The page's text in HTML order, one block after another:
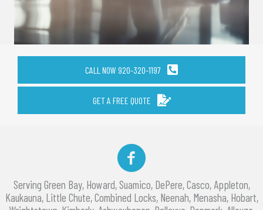
CALL NOW 920-320-1197
GET A FREE QUOTE
Facebook
Serving Green Bay, Howard, Suamico, DePere, Casco, Appleton,
Kaukauna, Little Chute, Combined Locks, Neenah, Menasha, Hobart,